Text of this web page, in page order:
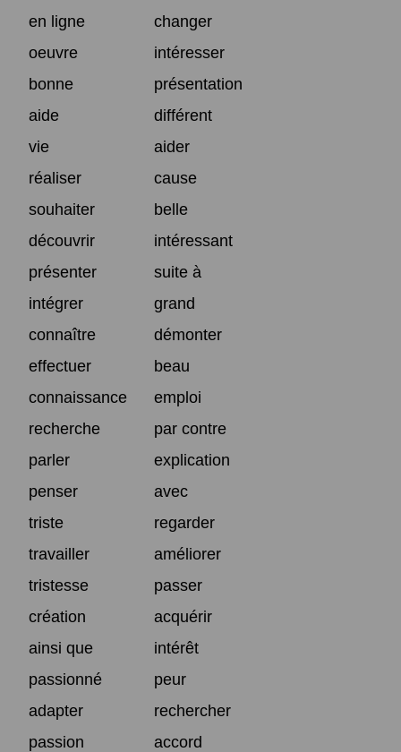
en ligne
changer
oeuvre
intéresser
bonne
présentation
aide
différent
vie
aider
réaliser
cause
souhaiter
belle
découvrir
intéressant
présenter
suite à
intégrer
grand
connaître
démonter
effectuer
beau
connaissance
emploi
recherche
par contre
parler
explication
penser
avec
triste
regarder
travailler
améliorer
tristesse
passer
création
acquérir
ainsi que
intérêt
passionné
peur
adapter
rechercher
passion
accord